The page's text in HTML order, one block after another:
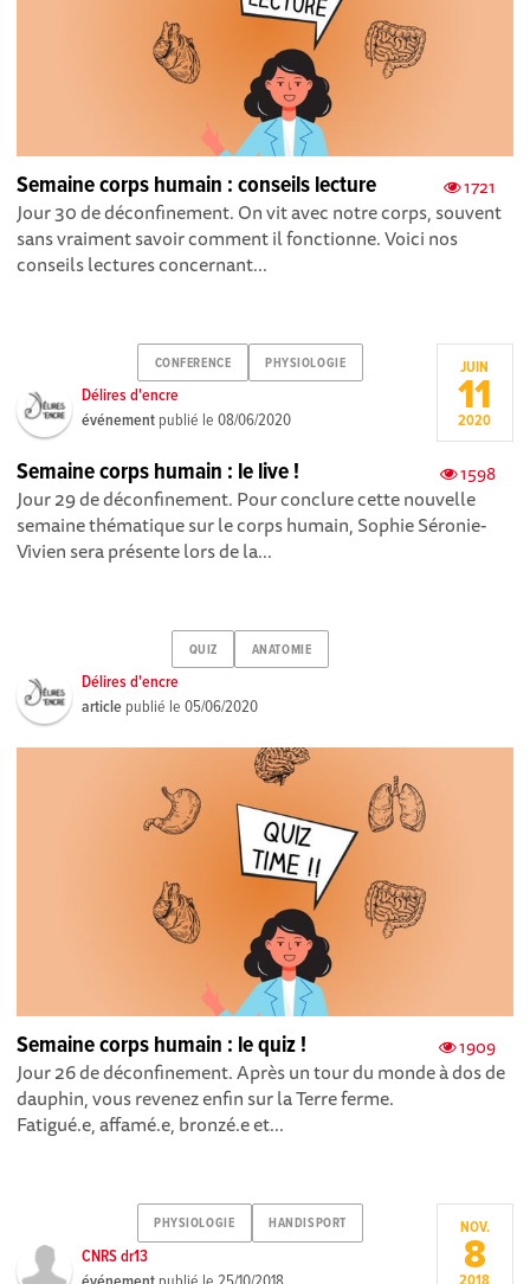
1721
Semaine corps humain : conseils lecture
Jour 30 de déconfinement. On vit avec notre corps, souvent
sans vraiment savoir comment il fonctionne. Voici nos
conseils lectures concernant...
CONFERENCE PHYSIOLOGIE
Délires d'encre
événement publié le08/06/2020
JUIN
11
2020
1598
Semaine corps humain : le live !
Jour 29 de déconfinement. Pour conclure cette nouvelle
semaine thématique sur le corps humain, Sophie Séronie-
Vivien sera présente lors de la...
QUIZ ANATOMIE
Délires d'encre
article publié le05/06/2020
1909
Semaine corps humain : le quiz !
Jour 26 de déconfinement. Après un tour du monde à dos de
dauphin, vous revenez enfin sur la Terre ferme.
Fatigué.e, affamé.e, bronzé.e et...
PHYSIOLOGIE HANDISPORT
CNRS dr13
NOV.
8